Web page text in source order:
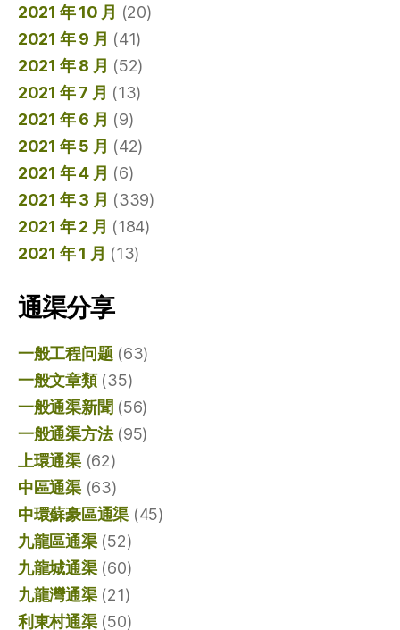
2021 年 10 月 (20)
2021 年 9 月 (41)
2021 年 8 月 (52)
2021 年 7 月 (13)
2021 年 6 月 (9)
2021 年 5 月 (42)
2021 年 4 月 (6)
2021 年 3 月 (339)
2021 年 2 月 (184)
2021 年 1 月 (13)
通渠分享
一般工程问题(63)
一般文章類(35)
一般通渠新聞 (56)
一般通渠方法(95)
上環通渠(62)
中區通渠(63)
中環蘇豪區通渠 (45)
九龍區通渠(52)
九龍城通渠(60)
九龍灣通渠(21)
利東村通渠(50)